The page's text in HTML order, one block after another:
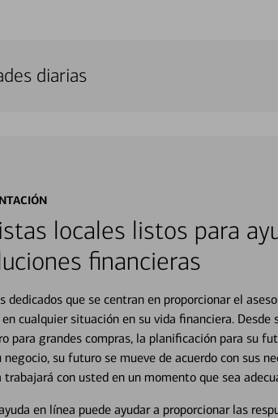
diarias
locales listos para
financieras
dedicados que se centran en proporcionar el
cualquier situación en su vida financiera. Desde
para grandes compras, la planificación para su
su futuro se mueve de acuerdo con sus
con usted en un momento que sea
en línea puede ayudar a proporcionar las